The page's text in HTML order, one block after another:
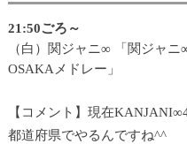
21:50ごろ～
（白）関ジャニ∞ 「関ジャ
OSAKAメドレー」
【コメント】現在
都道府県でやるんですね^^